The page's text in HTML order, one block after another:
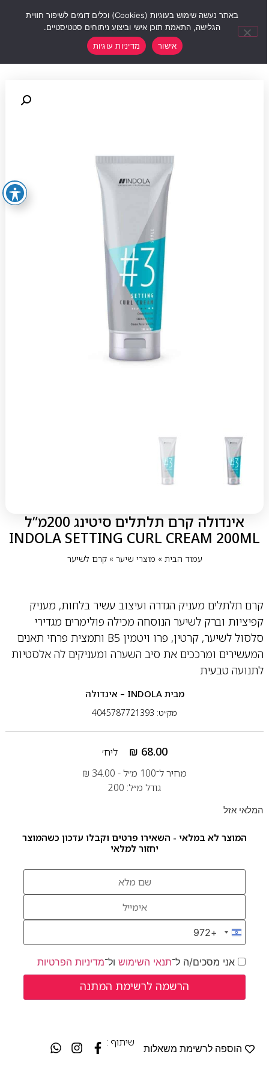
אינדולה קרם תלתלים סיטינג 200מ”ל
INDOLA SETTING CURL CREAM 200ML
עמוד הבית» מוצרי שיער» קרם לשיער
קרם תלתלים מעניק הגדרה ועיצוב עשיר בלחות, מעניק
קפיציות וברק לשיער הנוסחה מכילה פולימרים מגדירי
סלסול לשיער, קרטין, פרו ויטמין B5 ותמצית פרחי תאנים
המעשירים ומרככים את סיב השערה ומעניקים לה אלסטיות
לתנועה טבעית
מבית INDOLA – אינדולה
מק״ט: 4045787721393
₪ 68.00
ליח׳
מחיר ל־100 מ״ל -
₪ 34.00
גודל מ״ל: 200
המלאי אזל
המוצר לא במלאי - השאירו פרטים וקבלו עדכון כשהמוצר
יחזור למלאי
Israel +972
+972
אני מסכים/ה ל־תנאי השימושול־מדיניות הפרטיות
הוספה לרשימת משאלות
שיתוף :
באתר נעשה שימוש בעוגיות (Cookies) וכלים דומים לשיפור חוויית
הגלישה, התאמת תוכן אישי וביצוע ניתוחים סטטיסטיים.
אישור
מדיניות עוגיות